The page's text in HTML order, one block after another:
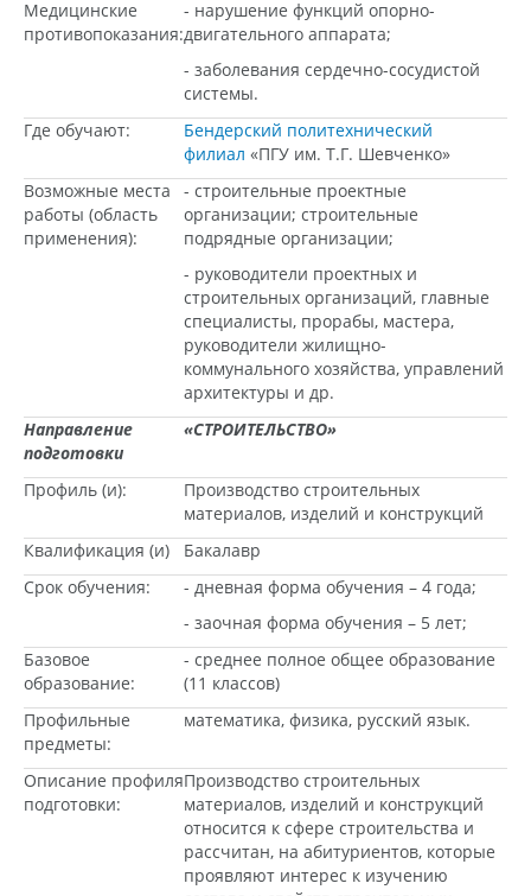
Медицинские
противопоказания:
- нарушение функций опорно-
двигательного аппарата;
- заболевания сердечно-сосудистой
системы.
Где обучают:
Бендерский политехнический
филиал «ПГУ им. Т.Г. Шевченко»
Возможные места
работы (область
применения):
- строительные проектные
организации; строительные
подрядные организации;
- руководители проектных и
строительных организаций, главные
специалисты, прорабы, мастера,
руководители жилищно-
коммунального хозяйства, управлений
архитектуры и др.
Направление
подготовки
«СТРОИТЕЛЬСТВО»
Профиль (и):
Производство строительных
материалов, изделий и конструкций
Квалификация (и)
Бакалавр
Срок обучения:
- дневная форма обучения – 4 года;
- заочная форма обучения – 5 лет;
Базовое
образование:
- среднее полное общее образование
(11 классов)
Профильные
предметы:
математика, физика, русский язык.
Описание профиля
подготовки:
Производство строительных
материалов, изделий и конструкций
относится к сфере строительства и
рассчитан, на абитуриентов, которые
проявляют интерес к изучению